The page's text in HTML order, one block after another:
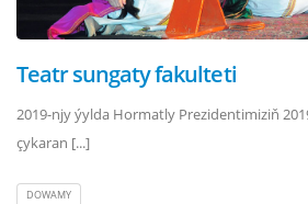
Teatr sungaty fakulteti
2019-njy ýylda Hormatly Prezidentimiziň
çykaran [...]
DOWAMY